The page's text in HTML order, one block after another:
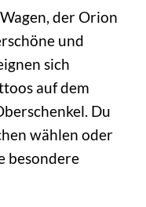
der Orion
und
sich
auf dem
Du
wählen oder
besondere